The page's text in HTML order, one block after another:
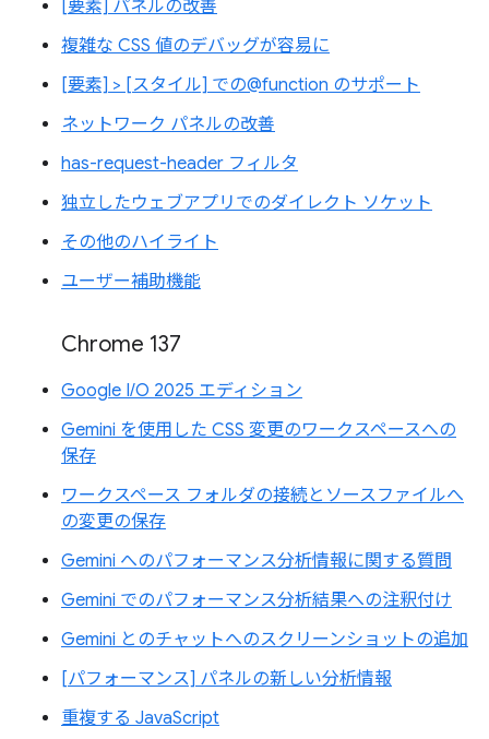
[要素] パネルの改善
複雑な CSS 値のデバッグが容易に
[要素] > [スタイル] での@function のサポート
ネットワーク パネルの改善
has-request-header フィルタ
独立したウェブアプリでのダイレクト ソケット
その他のハイライト
ユーザー補助機能
Chrome 137
Google I/O 2025 エディション
Gemini を使用した CSS 変更のワークスペースへの
保存
ワークスペース フォルダの接続とソースファイルへ
の変更の保存
Gemini へのパフォーマンス分析情報に関する質問
Gemini でのパフォーマンス分析結果への注釈付け
Gemini とのチャットへのスクリーンショットの追加
[パフォーマンス] パネルの新しい分析情報
重複する JavaScript